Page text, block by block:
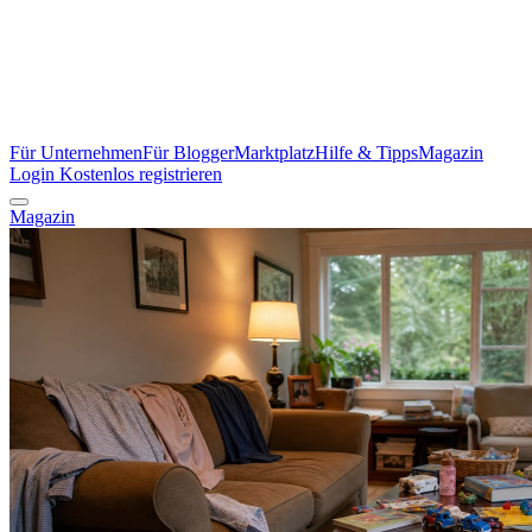
Für UnternehmenFür BloggerMarktplatzHilfe & TippsMagazin
Login Kostenlos registrieren
Magazin